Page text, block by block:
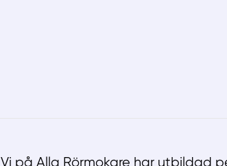
Vi på Alla Rörmokare har utbildad